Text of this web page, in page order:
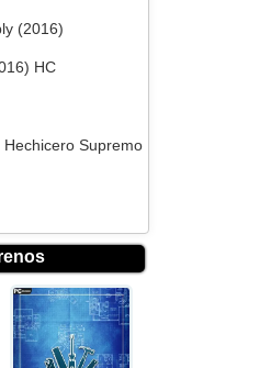
(2016)
HC
Supremo